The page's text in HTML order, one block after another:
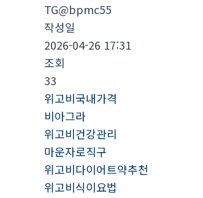
TG@bpmc55
작성일
2026-04-26 17:31
조회
33
위고비국내가격
비아그라
위고비건강관리
마운자로직구
위고비다이어트약추천
위고비식이요법